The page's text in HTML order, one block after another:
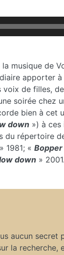
musique de
apporter à
de filles,
soirée chez
bien à cet
down ») à
répertoire
» 1981; «
down » 2001.
aucun secret
la recherche,